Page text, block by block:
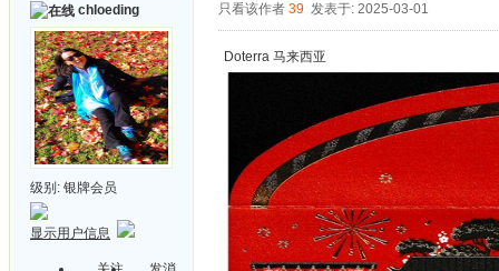
chloeding
级别: 银牌会员
显示用户信息
只看该作者 39 发表于: 2025-03-01
Doterra 马来西亚